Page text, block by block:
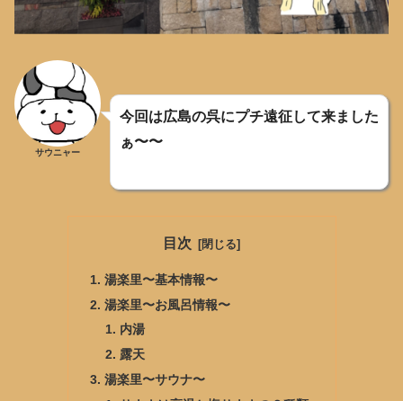
サウニャー
今回は広島の呉にプチ遠征して来ました
ぁ〜〜
目次
湯楽里〜基本情報〜
湯楽里〜お風呂情報〜
内湯
露天
湯楽里〜サウナ〜